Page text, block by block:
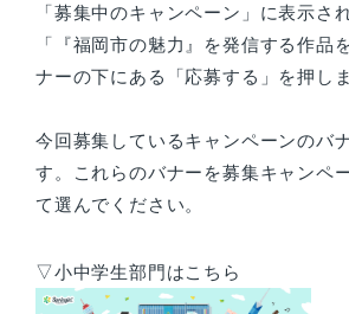
「募集中のキャンペーン」に表示さ
「『福岡市の魅力』を発信する作品
ナーの下にある「応募する」を押しま
今回募集しているキャンペーンのバ
す。これらのバナーを募集キャンペ
て選んでください。
▽小中学生部門はこちら